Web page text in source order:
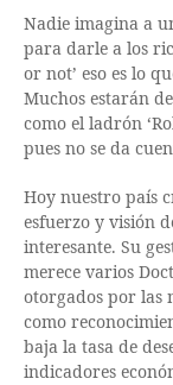
Nadie imagina a
para darle a los
or not’ eso es lo
Muchos estarán
como el ladrón
pues no se da
Hoy nuestro país
esfuerzo y visión
interesante. Su
merece varios
otorgados por las
como
baja la tasa de
indicadores